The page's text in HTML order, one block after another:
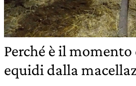
Perché è il
equidi dalla